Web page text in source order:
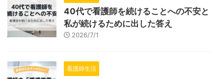
40代で看護師を続けることへの不安と
私が続けるために出した答え
2026/7/1
看護師生活